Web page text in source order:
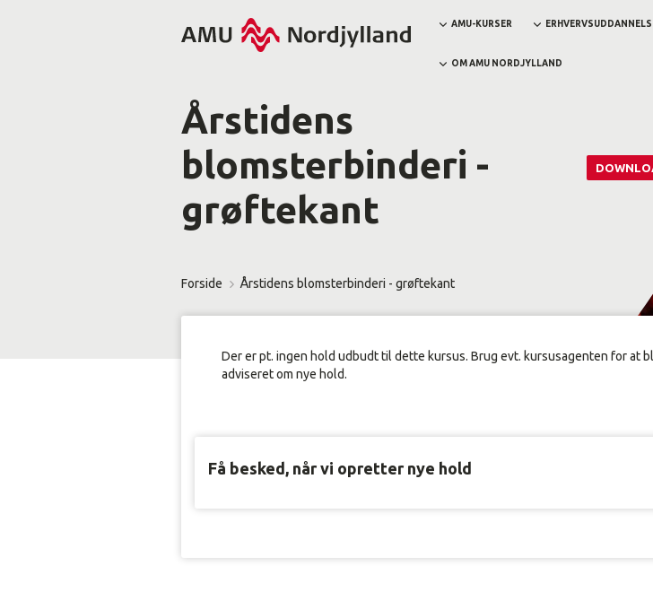
AMU-KURSER
OM AMU NORDJYLLAND
Årstidens
blomsterbinderi -
grøftekant
Forside Årstidens blomsterbinderi - grøftekant
Der er pt. ingen hold udbudt til dette kursus. Brug evt. kursusagenten for at
adviseret om nye hold.
Få besked, når vi opretter nye hold